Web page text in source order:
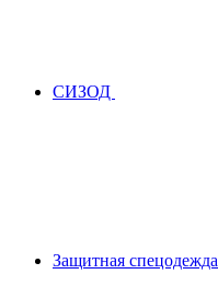
СИЗОД
Защитная спецодежда